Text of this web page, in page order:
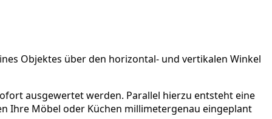
Objektes über den horizontal- und vertikalen Winkel
ausgewertet werden. Parallel hierzu entsteht eine
Ihre Möbel oder Küchen millimetergenau eingeplant